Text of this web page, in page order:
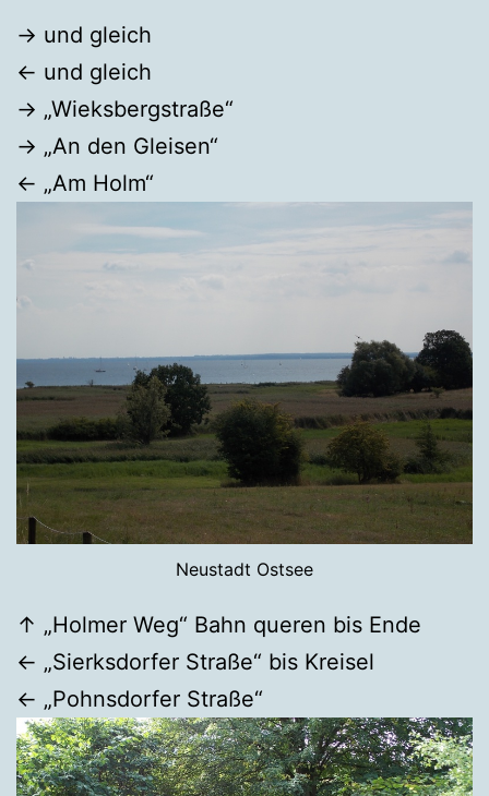
→ und gleich
← und gleich
→ „Wieksbergstraße“
→ „An den Gleisen“
← „Am Holm“
Neustadt Ostsee
↑ „Holmer Weg“ Bahn queren bis Ende
← „Sierksdorfer Straße“ bis Kreisel
← „Pohnsdorfer Straße“